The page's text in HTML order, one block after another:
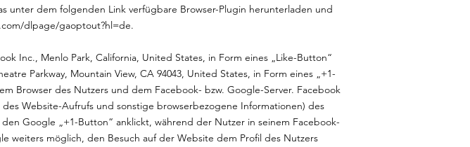
unter dem folgenden Link verfügbare Browser-Plugin herunterladen und
dlpage/gaoptout?hl=de.
Inc., Menlo Park, California, United States, in Form eines „Like-Button“
Parkway, Mountain View, CA 94043, United States, in Form eines „+1-
Browser des Nutzers und dem Facebook- bzw. Google-Server. Facebook
Website-Aufrufs und sonstige browserbezogene Informationen) des
Google „+1-Button“ anklickt, während der Nutzer in seinem Facebook-
weiters möglich, den Besuch auf der Website dem Profil des Nutzers